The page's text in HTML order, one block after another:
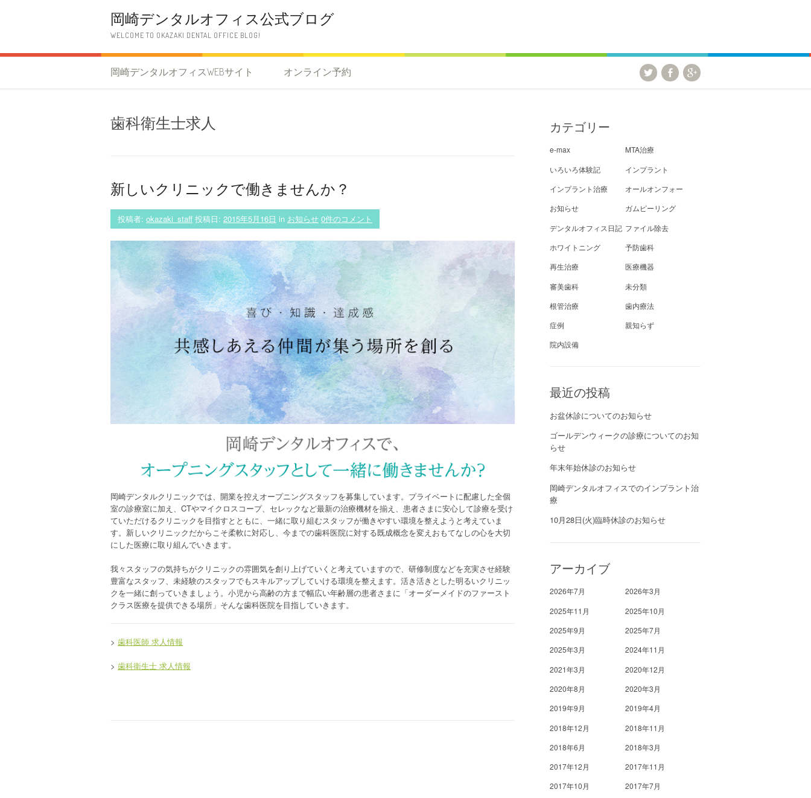
ツ
キ
岡崎デンタルオフィス公式ブログ
WELCOME TO OKAZAKI DENTAL OFFICE BLOG!
岡崎デンタルオフィスWEBサイト オンライン予約
歯科衛生士求人
新しいクリニックで働きませんか？
投稿者: okazaki_staff 投稿日: 2015年5月16日 in お知らせ 0件のコメント
岡崎デンタルクリニックでは、開業を控えオープニングスタッフを募集しています。プライベートに配慮した全個
室の診療室に加え、CTやマイクロスコープ、セレックなど最新の治療機材を揃え、患者さまに安心して診療を受け
ていただけるクリニックを目指すとともに、一緒に取り組むスタッフが働きやすい環境を整えようと考えていま
す。新しいクリニックだからこそ柔軟に対応し、今までの歯科医院に対する既成概念を変えおもてなしの心を大切
にした医療に取り組んでいきます。
我々スタッフの気持ちがクリニックの雰囲気を創り上げていくと考えていますので、研修制度などを充実させ経験
豊富なスタッフ、未経験のスタッフでもスキルアップしていける環境を整えます。活き活きとした明るいクリニッ
クを一緒に創っていきましょう。小児から高齢の方まで幅広い年齢層の患者さまに「オーダーメイドのファースト
クラス医療を提供できる場所」そんな歯科医院を目指していきます。
> 歯科医師 求人情報
> 歯科衛生士 求人情報
カテゴリー
e-max
MTA治療
いろいろ体験記
インプラント
インプラント治療
オールオンフォー
お知らせ
ガムピーリング
デンタルオフィス日記 ファイル除去
ホワイトニング
予防歯科
再生治療
医療機器
審美歯科
未分類
根管治療
歯内療法
症例
親知らず
院内設備
最近の投稿
お盆休診についてのお知らせ
ゴールデンウィークの診療についてのお知
らせ
年末年始休診のお知らせ
岡崎デンタルオフィスでのインプラント治
療
10月28日(火)臨時休診のお知らせ
アーカイブ
2026年7月
2026年3月
2025年11月
2025年10月
2025年9月
2025年7月
2025年3月
2024年11月
2021年3月
2020年12月
2020年8月
2020年3月
2019年9月
2019年4月
2018年12月
2018年11月
2018年6月
2018年3月
2017年12月
2017年11月
2017年10月
2017年7月